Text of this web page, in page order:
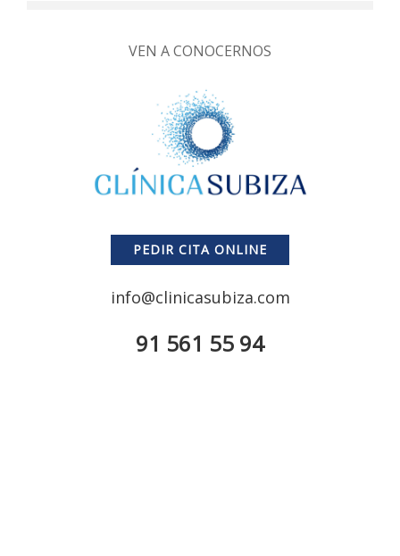
VEN A CONOCERNOS
PEDIR CITA ONLINE
info@clinicasubiza.com
91 561 55 94